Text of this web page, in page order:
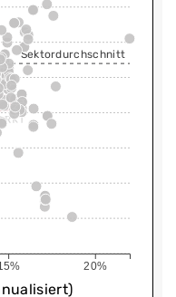
20%
Sektordurchschnitt